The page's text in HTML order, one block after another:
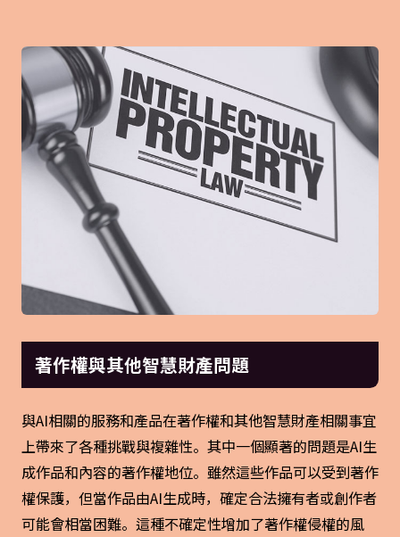
著作權與其他智慧財產問題
與AI相關的服務和產品在著作權和其他智慧財產相關事宜
上帶來了各種挑戰與複雜性。其中一個顯著的問題是AI生
成作品和內容的著作權地位。雖然這些作品可以受到著作
權保護，但當作品由AI生成時，確定合法擁有者或創作者
可能會相當困難。這種不確定性增加了著作權侵權的風